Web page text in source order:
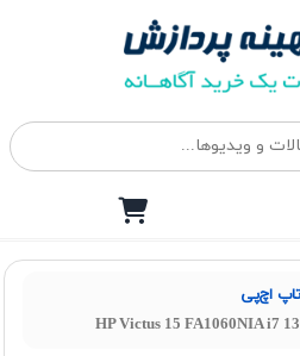
اچ‌پی
HP Victus 15 FA1060NIA i7